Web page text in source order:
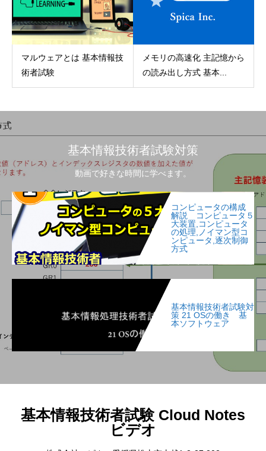
マルウェアとは 基本情報技
術者試験
メモリの高速化 主記憶から
の読み出し方式 基本...
基本情報技術者試験対策
動画で好きな時間に学べます。
コンピュータの構成
解説 コンピュータ５
大装置,コンピュータ
の処理,ノイマン型コ
ンピュータ,逐次制御
方式
基本情報技術者試験対
策 21 OSの働き 基
本ソフトウェア
基本情報技術者試験 Cloud Notes
ビデオ